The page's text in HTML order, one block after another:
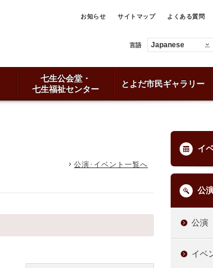
お知らせ サイトマップ よくある質問
言語 Japanese
七生公会堂・
七生福祉センター
とよだ市民ギャラリー
公演･イベント一覧へ
イ
公
公演
イベ